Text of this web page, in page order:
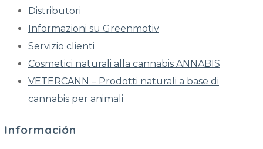
Distributori
Informazioni su Greenmotiv
Servizio clienti
Cosmetici naturali alla cannabis ANNABIS
VETERCANN – Prodotti naturali a base di
cannabis per animali
Información